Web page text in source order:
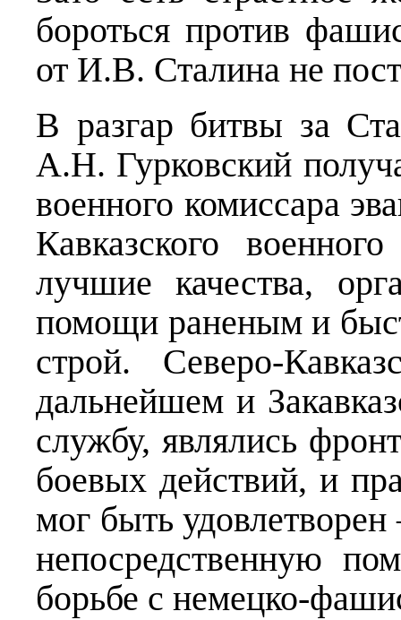
бороться против
от И.В. Сталина не
В разгар битвы за
А.Н. Гурковский
военного комиссара
Кавказского
лучшие качества,
помощи раненым и
строй. Северо-
дальнейшем и
службу, являлись
боевых действий, и
мог быть
непосредственную
борьбе с немецко-